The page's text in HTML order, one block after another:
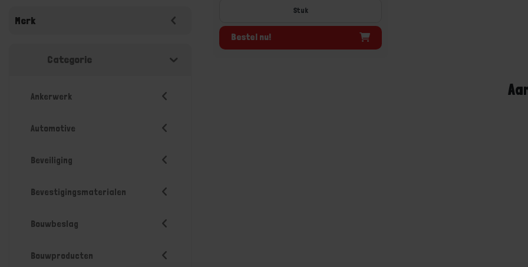
Merk
Categorie
Ankerwerk
Automotive
Beveiliging
Bevestigingsmaterialen
Bouwbeslag
Bouwproducten
Stuk
Bestel nu!